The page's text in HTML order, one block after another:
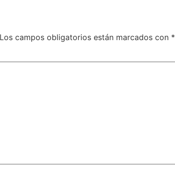
Los campos obligatorios están marcados con *